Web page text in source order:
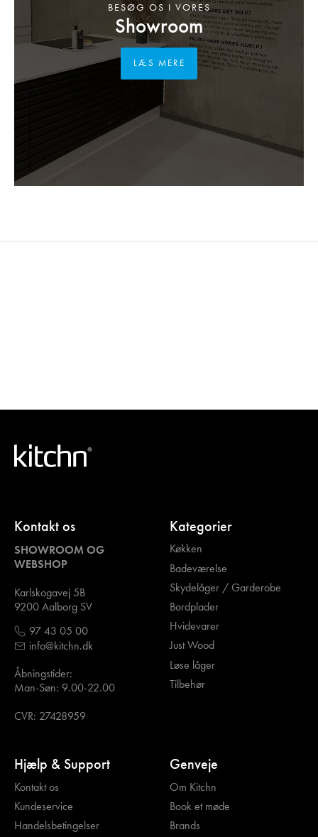
Showroom
BESØG OS I VORES
LÆS MERE
Kontakt os
SHOWROOM OG
WEBSHOP
Karlskogavej 5B
9200 Aalborg SV
97 43 05 00
info@kitchn.dk
Åbningstider:
Man-Søn: 9.00-22.00
CVR: 27428959
Kategorier
Køkken
Badeværelse
Skydelåger / Garderobe
Bordplader
Hvidevarer
Just Wood
Løse låger
Tilbehør
Hjælp & Support
Kontakt os
Kundeservice
Handelsbetingelser
Genveje
Om Kitchn
Book et møde
Brands